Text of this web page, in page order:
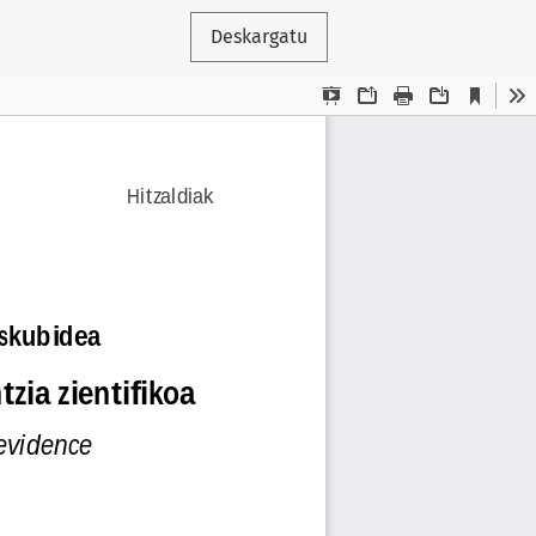
Deskargatu